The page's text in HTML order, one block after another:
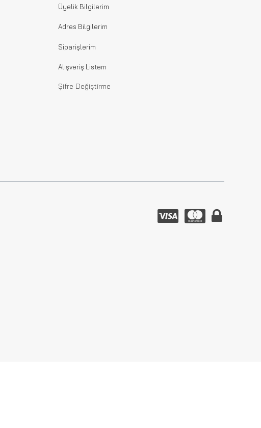
Üyelik Bilgilerim
Adres Bilgilerim
Siparişlerim
Alışveriş Listem
Şifre Değiştirme